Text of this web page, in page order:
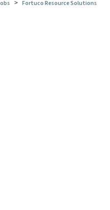
> Fortuco Resource Solutions